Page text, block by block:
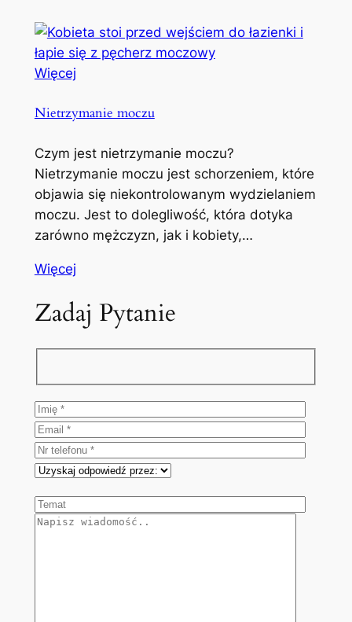
Więcej
Nietrzymanie moczu
Czym jest nietrzymanie moczu?
Nietrzymanie moczu jest schorzeniem, które
objawia się niekontrolowanym wydzielaniem
moczu. Jest to dolegliwość, która dotyka
zarówno mężczyzn, jak i kobiety,…
Więcej
Zadaj Pytanie